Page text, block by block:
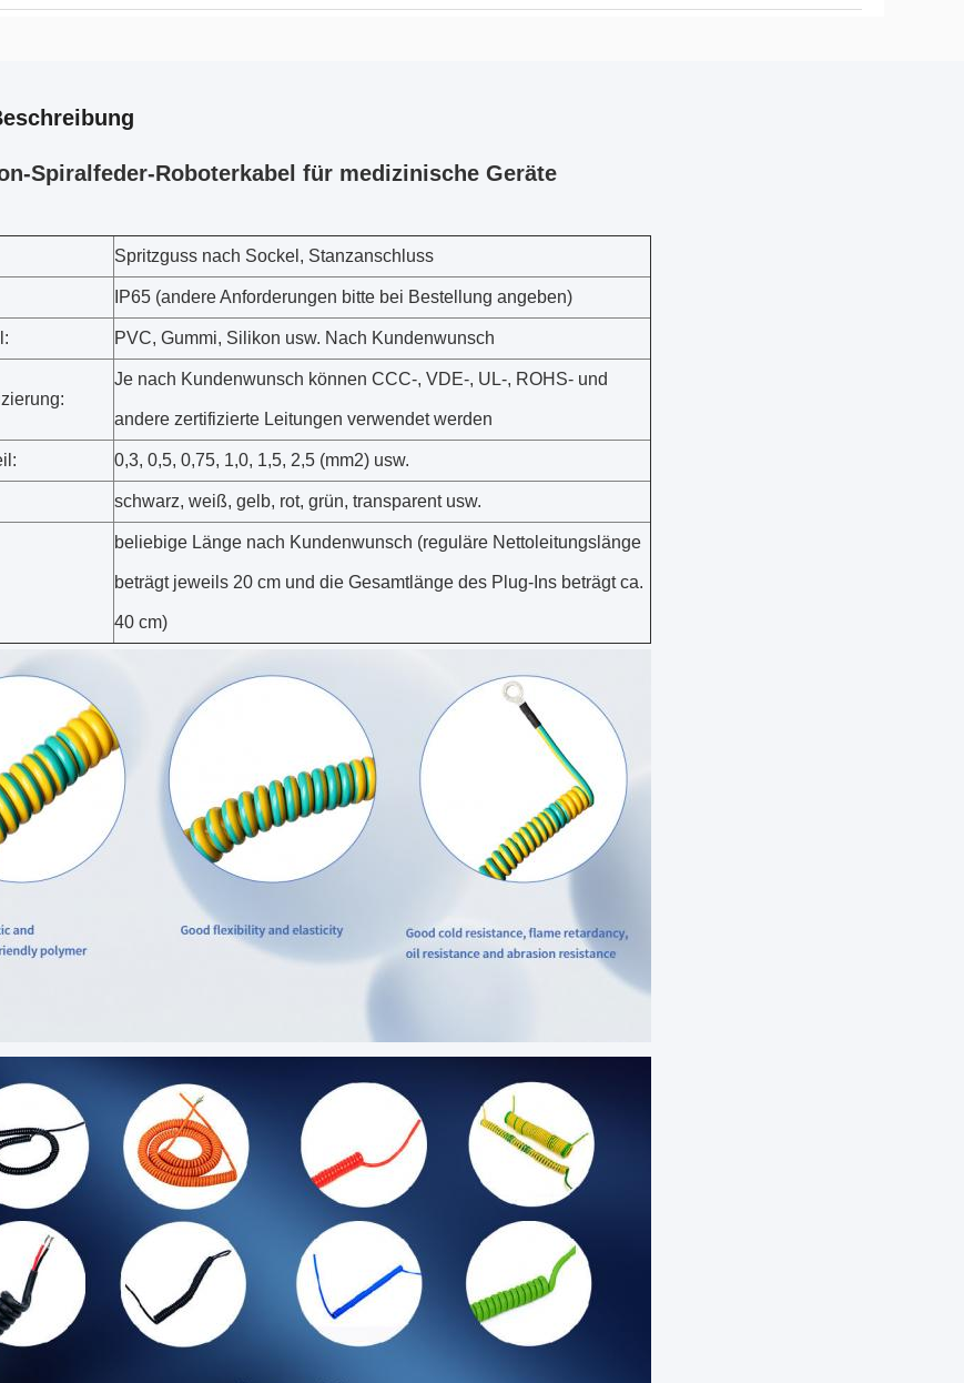
Spiralfeder-Roboterkabel für medizinische Geräte
Spritzguss nach Sockel, Stanzanschluss
IP65 (andere Anforderungen bitte bei Bestellung angeben)
PVC, Gummi, Silikon usw. Nach Kundenwunsch
Je nach Kundenwunsch können CCC-, VDE-, UL-, ROHS- und
andere zertifizierte Leitungen verwendet werden
0,3, 0,5, 0,75, 1,0, 1,5, 2,5 (mm2) usw.
schwarz, weiß, gelb, rot, grün, transparent usw.
beliebige Länge nach Kundenwunsch (reguläre Nettoleitungslänge
beträgt jeweils 20 cm und die Gesamtlänge des Plug-Ins beträgt ca.
40 cm)